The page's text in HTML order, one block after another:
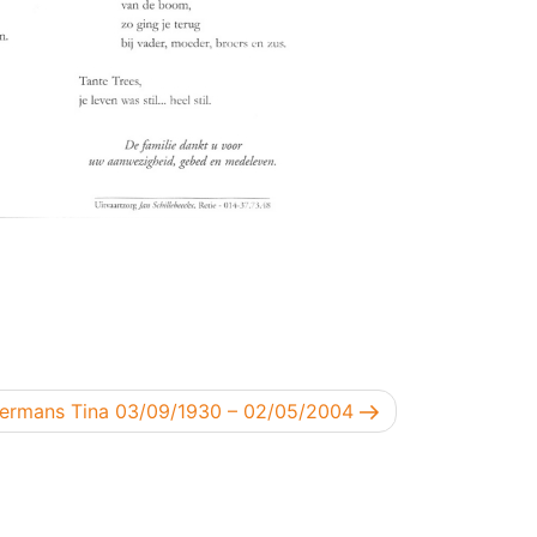
bericht
Tina 03/09/1930 – 02/05/2004